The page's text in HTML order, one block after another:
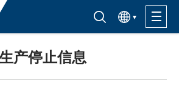
产停止信息